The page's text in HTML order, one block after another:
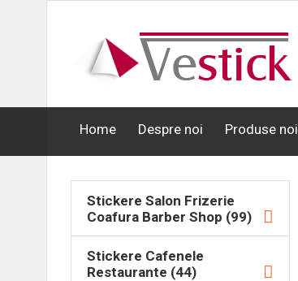
Home Despre noi Produse noi
Stickere Salon Frizerie
Coafura Barber Shop (99)
Stickere Cafenele
Restaurante (44)